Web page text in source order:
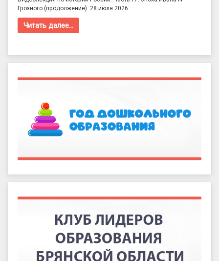
Грозного (продолжение) 28 июля 2026 …
Читать далее…